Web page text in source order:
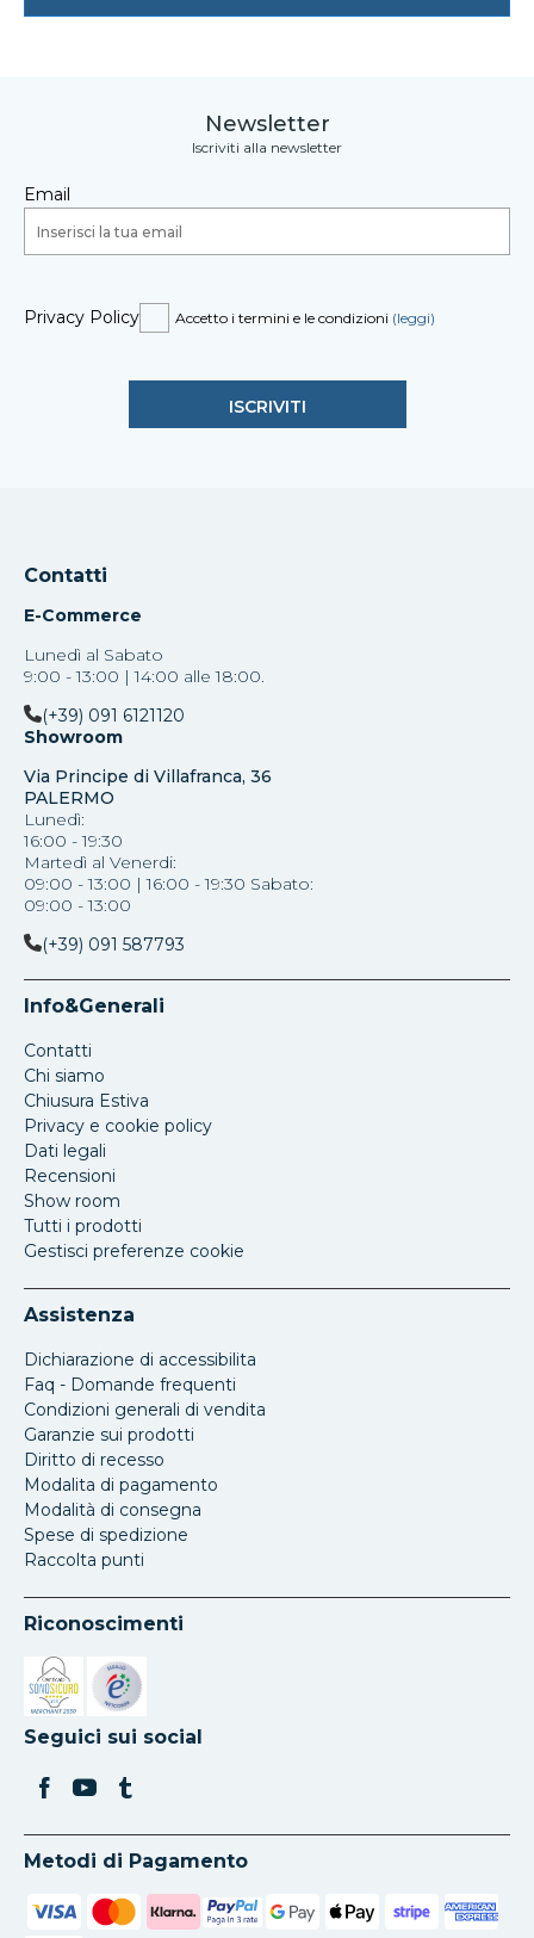
Newsletter
Iscriviti alla newsletter
Email
Privacy Policy Accetto i termini e le condizioni (leggi)
Contatti
E-Commerce
Lunedì al Sabato
9:00 - 13:00 | 14:00 alle 18:00.
(+39) 091 6121120
Showroom
Via Principe di Villafranca, 36
PALERMO
Lunedì:
16:00 - 19:30
Martedì al Venerdi:
09:00 - 13:00 | 16:00 - 19:30 Sabato:
09:00 - 13:00
(+39) 091 587793
Info&Generali
Contatti
Chi siamo
Chiusura Estiva
Privacy e cookie policy
Dati legali
Recensioni
Show room
Tutti i prodotti
Gestisci preferenze cookie
Assistenza
Dichiarazione di accessibilita
Faq - Domande frequenti
Condizioni generali di vendita
Garanzie sui prodotti
Diritto di recesso
Modalita di pagamento
Modalità di consegna
Spese di spedizione
Raccolta punti
Riconoscimenti
Si apre in una nuova scheda
Si apre in una nuova scheda
Seguici sui social
Metodi di Pagamento